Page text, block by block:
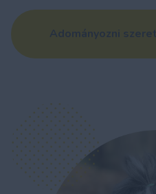
Adományozni